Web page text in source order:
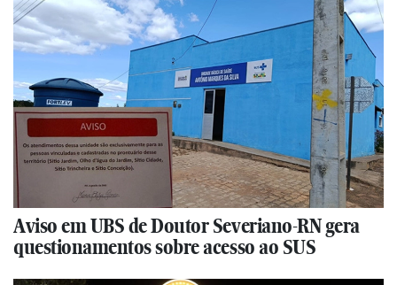
Aviso em UBS de Doutor Severiano-RN gera
questionamentos sobre acesso ao SUS